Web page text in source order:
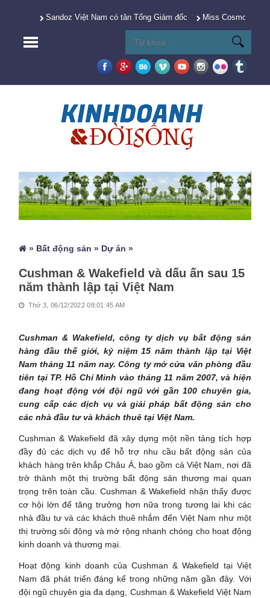
Sandoz Việt Nam có tân Tổng Giám đốc Miss Cosmo 2025
» Bất động sản » Dự án »
Cushman & Wakefield và dấu ấn sau 15
năm thành lập tại Việt Nam
Thứ 3, 06/12/2022 08:01:45 AM
Cushman & Wakefield, công ty dịch vụ bất động sản
hàng đầu thế giới, kỷ niệm 15 năm thành lập tại Việt
Nam tháng 11 năm nay. Công ty mở cửa văn phòng đầu
tiên tại TP. Hồ Chí Minh vào tháng 11 năm 2007, và hiện
đang hoạt động với đội ngũ với gần 100 chuyên gia,
cung cấp các dịch vụ và giải pháp bất động sản cho
các nhà đầu tư và khách thuê tại Việt Nam.
Cushman & Wakefield đã xây dựng một nền tảng tích hợp
đầy đủ các dịch vụ để hỗ trợ nhu cầu bất động sản của
khách hàng trên khắp Châu Á, bao gồm cả Việt Nam, nơi đã
trở thành một thị trường bất động sản thương mại quan
trọng trên toàn cầu. Cushman & Wakefield nhận thấy được
cơ hội lớn để tăng trưởng hơn nữa trong tương lai khi các
nhà đầu tư và các khách thuê nhắm đến Việt Nam như một
thị trường sôi động và mở rộng nhanh chóng cho hoạt động
kinh doanh và thương mại.
Hoạt động kinh doanh của Cushman & Wakefield tại Việt
Nam đã phát triển đáng kể trong những năm gần đây. Với
đội ngũ chuyên gia đa dạng, Cushman & Wakefield Việt Nam